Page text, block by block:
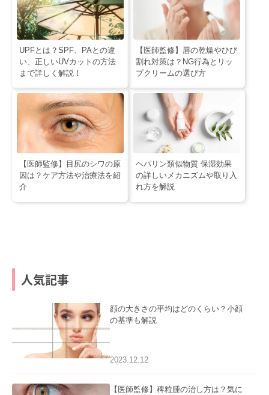
UPFとは？SPF、PAとの違
い、正しいUVカットの方法
まで詳しく解説！
【医師監修】唇の乾燥やひび
割れ対策は？NG行為とリッ
プクリームの選び方
【医師監修】目尻のシワの原
因は？ケア方法や治療法を紹
介
ヘパリン類似物質 保湿効果
の詳しいメカニズムや取り入
れ方を解説
人気記事
顔の大きさの平均はどのくらい？小顔
の基準も解説
2023.12.12
【医師監修】稗粒腫の治し方は？気に